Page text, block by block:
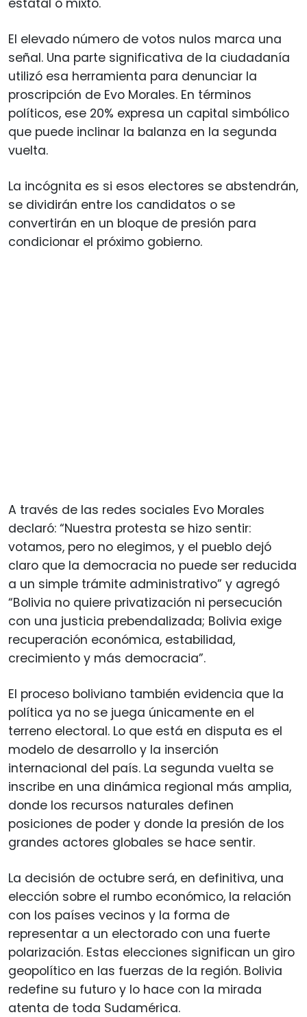
El elevado número de votos nulos marca una
señal. Una parte significativa de la ciudadanía
utilizó esa herramienta para denunciar la
proscripción de Evo Morales. En términos
políticos, ese 20% expresa un capital simbólico
que puede inclinar la balanza en la segunda
vuelta.
La incógnita es si esos electores se abstendrán,
se dividirán entre los candidatos o se
convertirán en un bloque de presión para
condicionar el próximo gobierno.
A través de las redes sociales Evo Morales
declaró: “Nuestra protesta se hizo sentir:
votamos, pero no elegimos, y el pueblo dejó
claro que la democracia no puede ser reducida
a un simple trámite administrativo” y agregó
“Bolivia no quiere privatización ni persecución
con una justicia prebendalizada; Bolivia exige
recuperación económica, estabilidad,
crecimiento y más democracia”.
El proceso boliviano también evidencia que la
política ya no se juega únicamente en el
terreno electoral. Lo que está en disputa es el
modelo de desarrollo y la inserción
internacional del país. La segunda vuelta se
inscribe en una dinámica regional más amplia,
donde los recursos naturales definen
posiciones de poder y donde la presión de los
grandes actores globales se hace sentir.
La decisión de octubre será, en definitiva, una
elección sobre el rumbo económico, la relación
con los países vecinos y la forma de
representar a un electorado con una fuerte
polarización. Estas elecciones significan un giro
geopolítico en las fuerzas de la región. Bolivia
redefine su futuro y lo hace con la mirada
atenta de toda Sudamérica.